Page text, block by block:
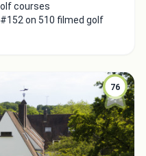
courses
#152 on 510 filmed golf
76